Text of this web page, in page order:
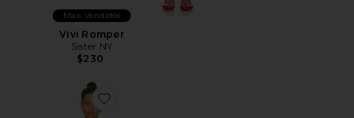
Mais Vendidos
Vivi Romper
Sister NY
$230
Favorite Alice Short Set